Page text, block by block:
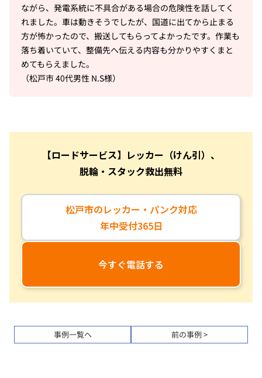
ながら、発電系統に不具合がある場合の危険性を話してく
れました。車は動きそうでしたが、国道に出てから止まる
方が怖かったので、搬送してもらってよかったです。作業も
落ち着いていて、整備先へ伝える内容も分かりやすくまと
めてもらえました。
（松戸市 40代男性 N.S様）
【ロードサービス】レッカー（けん引）、
脱輪・スタック救出無料
松戸市のレッカー・パンク対応
年中受付365日
今すぐ電話する
事例一覧へ 前の事例 >